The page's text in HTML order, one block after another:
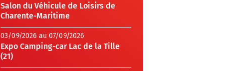
Salon du Véhicule de Loisirs de
Charente-Maritime
03/09/2026 au 07/09/2026
Expo Camping-car Lac de la Tille
(21)